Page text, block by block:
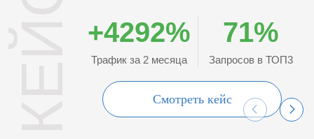
+4292%
Трафик за 2 месяца
71%
Запросов в ТОП3
Смотреть кейс